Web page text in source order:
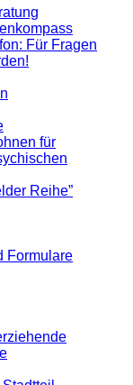
Für Fragen
für
Reihe”
Formulare